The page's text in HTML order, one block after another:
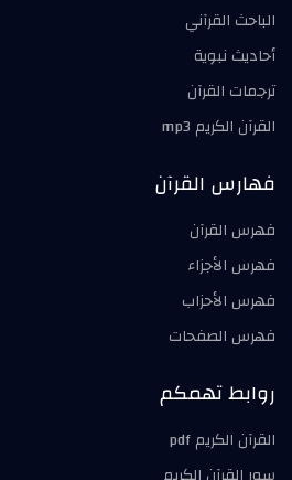
الباحث القرآني
أحاديث نبوية
ترجمات القرآن
القرآن الكريم mp3
فهارس القرآن
فهرس القرآن
فهرس الأجزاء
فهرس الأحزاب
فهرس الصفحات
روابط تهمكم
القرآن الكريم pdf